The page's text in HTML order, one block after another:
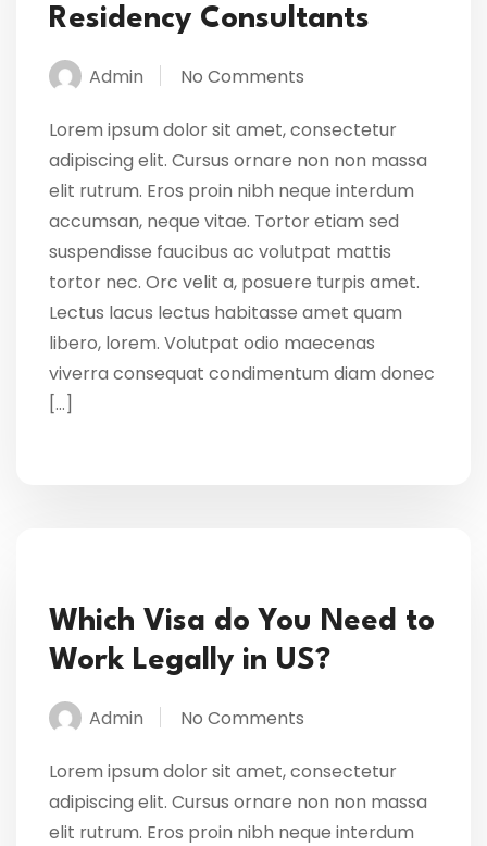
Residency Consultants
Admin No Comments
Lorem ipsum dolor sit amet, consectetur
adipiscing elit. Cursus ornare non non massa
elit rutrum. Eros proin nibh neque interdum
accumsan, neque vitae. Tortor etiam sed
suspendisse faucibus ac volutpat mattis
tortor nec. Orc velit a, posuere turpis amet.
Lectus lacus lectus habitasse amet quam
libero, lorem. Volutpat odio maecenas
viverra consequat condimentum diam donec
[…]
Which Visa do You Need to
Work Legally in US?
Admin No Comments
Lorem ipsum dolor sit amet, consectetur
adipiscing elit. Cursus ornare non non massa
elit rutrum. Eros proin nibh neque interdum